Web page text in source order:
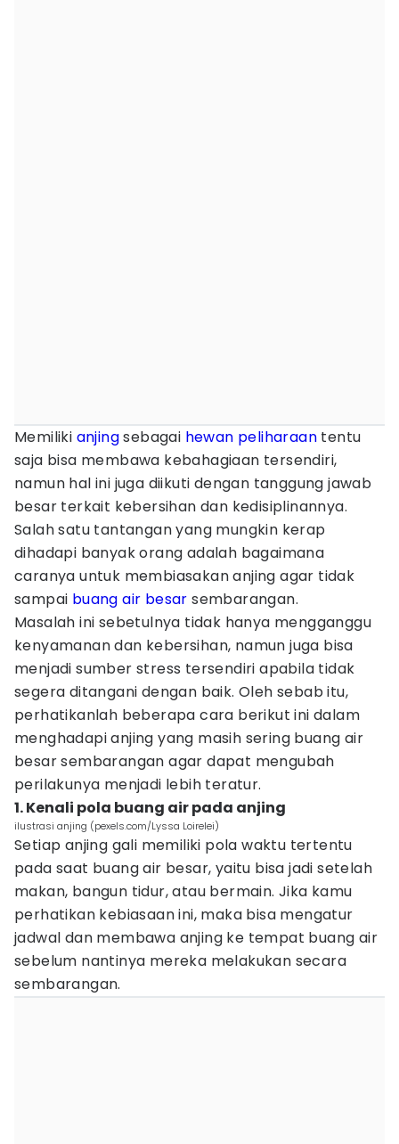
Memiliki anjingsebagai hewan peliharaan tentu
saja bisa membawa kebahagiaan tersendiri,
namun hal ini juga diikuti dengan tanggung jawab
besar terkait kebersihan dan kedisiplinannya.
Salah satu tantangan yang mungkin kerap
dihadapi banyak orang adalah bagaimana
caranya untuk membiasakan anjing agar tidak
sampai buang air besar sembarangan.
Masalah ini sebetulnya tidak hanya mengganggu
kenyamanan dan kebersihan, namun juga bisa
menjadi sumber stress tersendiri apabila tidak
segera ditangani dengan baik. Oleh sebab itu,
perhatikanlah beberapa cara berikut ini dalam
menghadapi anjing yang masih sering buang air
besar sembarangan agar dapat mengubah
perilakunya menjadi lebih teratur.
1. Kenali pola buang air pada anjing
ilustrasi anjing (pexels.com/Lyssa Loirelei)
Setiap anjing gali memiliki pola waktu tertentu
pada saat buang air besar, yaitu bisa jadi setelah
makan, bangun tidur, atau bermain. Jika kamu
perhatikan kebiasaan ini, maka bisa mengatur
jadwal dan membawa anjing ke tempat buang air
sebelum nantinya mereka melakukan secara
sembarangan.